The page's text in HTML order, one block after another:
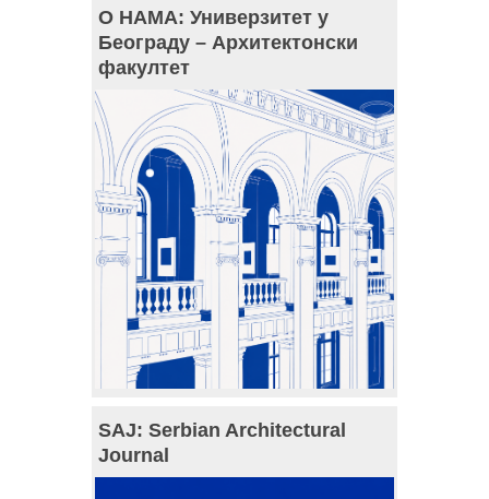
О НАМА: Универзитет у
Београду – Архитектонски
факултет
SAJ: Serbian Architectural
Journal